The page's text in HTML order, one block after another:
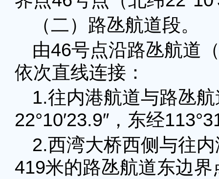
（二）路氹航道段。
由46号点沿路氹航道
依次直线连接：
1.往内港航道与路氹
22°10′23.9″，东经
2.西湾大桥西侧与往
419米的路氹航道东边界